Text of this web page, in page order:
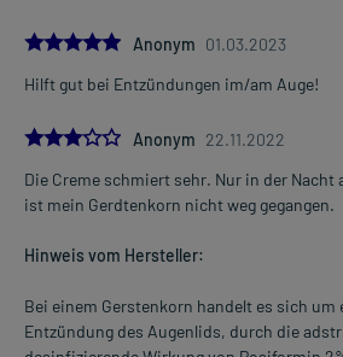
Die Dauer der Anwendung soll bis zur
erfolgen. Bei länger andauernden
einen Arzt aufsuchen.
Überdosierung?
Setzen Sie sich bei dem Verdacht auf eine
umgehend mit einem Arzt in Verbindung.
Generell gilt: Achten Sie vor allem bei
Zweifelsfalle fragen Sie Ihren Arzt oder
Auswirkungen oder Vorsichtsmaßnahmen.
5.0Anonym 01.03.2023
Hilft gut bei Entzündungen im/am Auge!
3.0Anonym 22.11.2022
Die Creme schmiert sehr. Nur in der Nacht
ist mein Gerdtenkorn nicht weg gegangen.
Hinweis vom Hersteller:
Bei einem Gerstenkorn handelt es sich um
Entzündung des Augenlids, durch die